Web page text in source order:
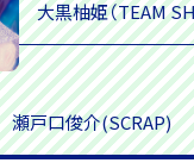
大黒柚姫（TEAM
瀬戸口俊介(SCRAP)